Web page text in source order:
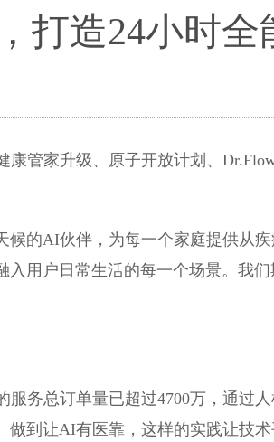
打造24小时全
康管家升级、原子开放计划、
候的AI伙伴，为每一个家庭提供从疾
用户日常生活的每一个场景。我们
务总订单量已超过4700万，通过
做到让AI有医靠，这样的实践让技